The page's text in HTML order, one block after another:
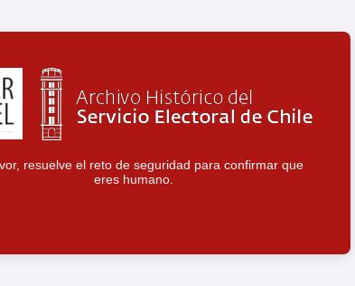
resuelve el reto de seguridad para confirmar que
eres humano.